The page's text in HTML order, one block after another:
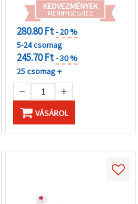
KEDVEZMÉNYEK
MENNYISÉGHEZ
280.80 Ft- 20 %
5-24 csomag
245.70 Ft- 30 %
25 csomag +
VÁSÁROL